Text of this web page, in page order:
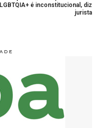
LGBTQIA+ é inconstitucional, diz
jurista